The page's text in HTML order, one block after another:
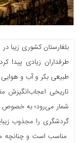
بلغارستان کشوری زیبا
طرفداران زیادی پیدا
طبیعی بکر و آب و
تاریخی اعجاب‌انگیزش
شمار می‌رود؛ به خصوص
گردشگری را مجذوب
مناسب است و چنانچه